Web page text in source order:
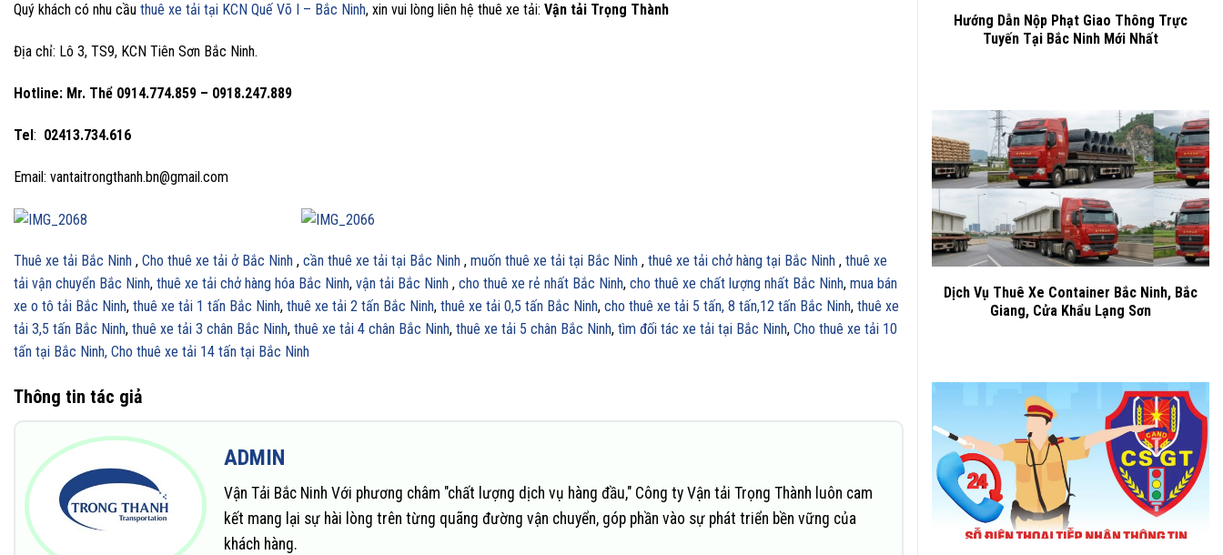
Quý khách có nhu cầu thuê xe tải tại KCN Quế Võ I – Bắc Ninh, xin vui lòng liên hệ thuê xe tải: Vận tải Trọng Thành
Địa chỉ: Lô 3, TS9, KCN Tiên Sơn Bắc Ninh.
Hotline: Mr. Thể 0914.774.859 – 0918.247.889
Tel: 02413.734.616
Email: vantaitrongthanh.bn@gmail.com
Thuê xe tải Bắc Ninh , Cho thuê xe tải ở Bắc Ninh , cần thuê xe tải tại Bắc Ninh , muốn thuê xe tải tại Bắc Ninh , thuê xe tải chở hàng tại Bắc Ninh , thuê xe
tải vận chuyển Bắc Ninh, thuê xe tải chở hàng hóa Bắc Ninh, vận tải Bắc Ninh , cho thuê xe rẻ nhất Bắc Ninh, cho thuê xe chất lượng nhất Bắc Ninh, mua bán
xe o tô tải Bắc Ninh, thuê xe tải 1 tấn Bắc Ninh, thuê xe tải 2 tấn Bắc Ninh, thuê xe tải 0,5 tấn Bắc Ninh, cho thuê xe tải 5 tấn, 8 tấn,12 tấn Bắc Ninh, thuê xe
tải 3,5 tấn Bắc Ninh, thuê xe tải 3 chân Bắc Ninh, thuê xe tải 4 chân Bắc Ninh, thuê xe tải 5 chân Bắc Ninh, tìm đối tác xe tải tại Bắc Ninh, Cho thuê xe tải 10
tấn tại Bắc Ninh, Cho thuê xe tải 14 tấn tại Bắc Ninh
Thông tin tác giả
ADMIN
Vận Tải Bắc Ninh Với phương châm "chất lượng dịch vụ hàng đầu," Công ty Vận tải Trọng Thành luôn cam
kết mang lại sự hài lòng trên từng quãng đường vận chuyển, góp phần vào sự phát triển bền vững của
khách hàng.
Hướng Dẫn Nộp Phạt Giao Thông Trực
Tuyến Tại Bắc Ninh Mới Nhất
Dịch Vụ Thuê Xe Container Bắc Ninh, Bắc
Giang, Cửa Khẩu Lạng Sơn